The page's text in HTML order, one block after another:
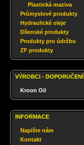
Plastická maziva
Průmyslové produkty
Hydraulické oleje
Dílenské produkty
Produkty pro údržbu
ZF produkty
VÝROBCI - DOPORUČENÍ
Kroon Oil
INFORMACE
Napište nám
Kontakt